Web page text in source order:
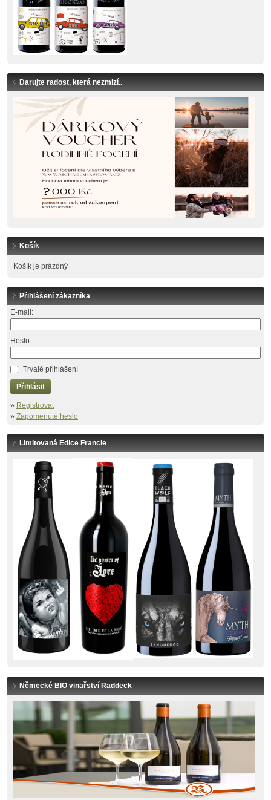
Darujte radost, která nezmizí..
Košík
Košík je prázdný
Přihlášení zákazníka
E-mail:
Heslo:
Trvalé přihlášení
Přihlásit
» Registrovat
» Zapomenuté heslo
Limitovaná Edice Francie
Německé BIO vinařství Raddeck